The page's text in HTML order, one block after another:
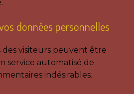
données personnelles
des visiteurs peuvent être
service automatisé de
indésirables.